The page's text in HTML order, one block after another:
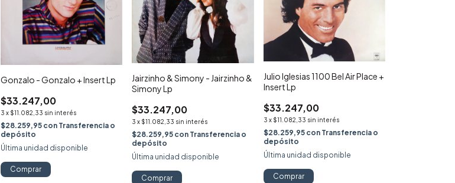
Gonzalo - Gonzalo + Insert Lp
$33.247,00
3 x $11.082,33 sin interés
$28.259,95 con Transferencia o
depósito
Última unidad disponible
Comprar
Jairzinho & Simony - Jairzinho &
Simony Lp
$33.247,00
3 x $11.082,33 sin interés
$28.259,95 con Transferencia o
depósito
Última unidad disponible
Comprar
Julio Iglesias 1100 Bel Air Place +
Insert Lp
$33.247,00
3 x $11.082,33 sin interés
$28.259,95 con Transferencia o
depósito
Última unidad disponible
Comprar